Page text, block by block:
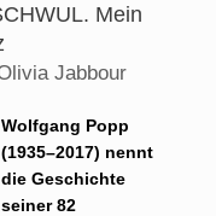
Mein
Jabbour
Wolfgang Popp
(1935–2017) nennt
die Geschichte
seiner 82